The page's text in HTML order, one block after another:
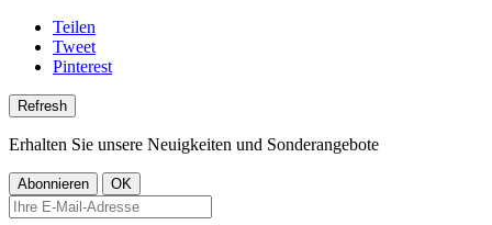
Teilen
Tweet
Pinterest
Erhalten Sie unsere Neuigkeiten und Sonderangebote